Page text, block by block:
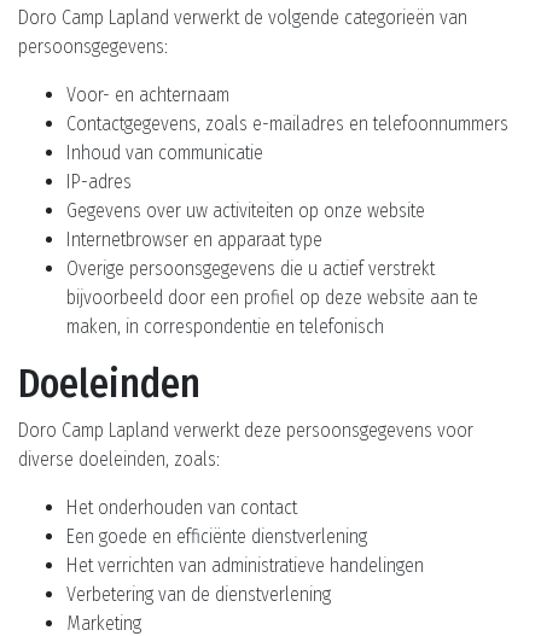
Doro Camp Lapland verwerkt de volgende categorieën van
persoonsgegevens:
Voor- en achternaam
Contactgegevens, zoals e-mailadres en telefoonnummers
Inhoud van communicatie
IP-adres
Gegevens over uw activiteiten op onze website
Internetbrowser en apparaat type
Overige persoonsgegevens die u actief verstrekt
bijvoorbeeld door een profiel op deze website aan te
maken, in correspondentie en telefonisch
Doeleinden
Doro Camp Lapland verwerkt deze persoonsgegevens voor
diverse doeleinden, zoals:
Het onderhouden van contact
Een goede en efficiënte dienstverlening
Het verrichten van administratieve handelingen
Verbetering van de dienstverlening
Marketing